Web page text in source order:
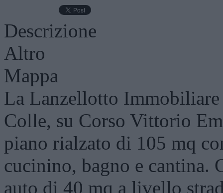
Descrizione
Altro
Mappa
La Lanzellotto
Colle, su Corso Vittorio
piano rialzato di 105 mq
cucinino, bagno e cantina.
auto di 40 mq a livello